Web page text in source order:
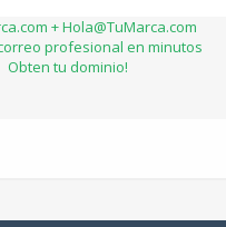
+ Hola@TuMarca.com
profesional en minutos
Obten tu dominio!